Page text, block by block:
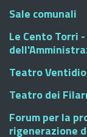
Sale comunali
Le Cento Torri
Teatro
Teatro dei
Forum per la
rigenerazione